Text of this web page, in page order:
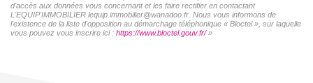
d'accès aux données vous concernant et les faire rectifier en contactant
L'EQUIP'IMMOBILIER lequip.immobilier@wanadoo.fr. Nous vous informons de
l'existence de la liste d'opposition au démarchage téléphonique « Bloctel », sur laquelle
vous pouvez vous inscrire ici : https://www.bloctel.gouv.fr/»